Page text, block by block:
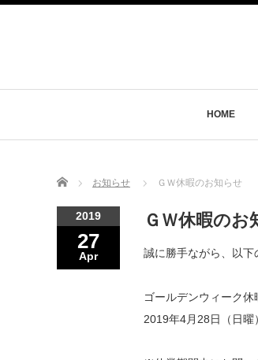
HOME
Home お知らせ ＧＷ休暇のお知らせ
2019
27
Apr
ＧＷ休暇のお
誠に勝手ながら、以下
ゴールデンウィーク休
2019年4月28日（日曜